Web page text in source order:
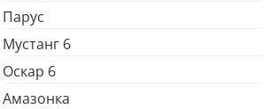
Парус
Мустанг 6
Оскар 6
Амазонка